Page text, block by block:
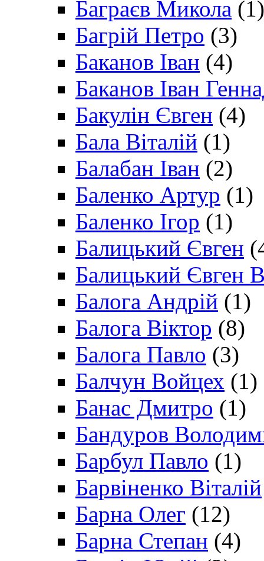
Баграєв Микола (1)
Багрій Петро (3)
Баканов Іван (4)
Баканов Іван
Бакулін Євген (4)
Бала Віталій (1)
Балабан Іван (2)
Баленко Артур (1)
Баленко Ігор (1)
Балицький Євген
Балицький Євген
Балога Андрій (1)
Балога Віктор (8)
Балога Павло (3)
Балчун Войцех (1)
Банас Дмитро (1)
Бандуров
Барбул Павло (1)
Барвіненко Віталій
Барна Олег (12)
Барна Степан (4)